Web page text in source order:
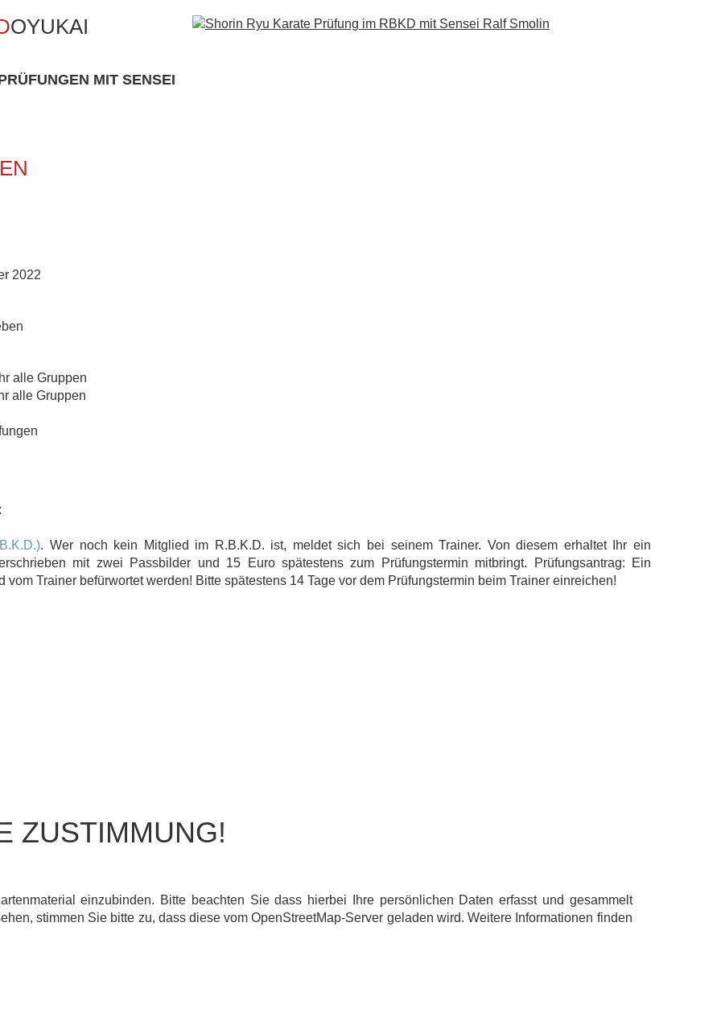
OYUKAI
2022
alle Gruppen
alle Gruppen
. Wer noch kein Mitglied im R.B.K.D. ist, meldet sich bei seinem Trainer. Von diesem erhaltet Ihr ein
mit zwei Passbilder und 15 Euro spätestens zum Prüfungstermin mitbringt. Prüfungsantrag: Ein
Trainer befürwortet werden! Bitte spätestens 14 Tage vor dem Prüfungstermin beim Trainer einreichen!
ZUSTIMMUNG!
einzubinden. Bitte beachten Sie dass hierbei Ihre persönlichen Daten erfasst und gesammelt
stimmen Sie bitte zu, dass diese vom OpenStreetMap-Server geladen wird. Weitere Informationen finden